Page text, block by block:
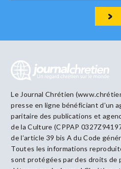
Le Journal Chrétien
presse en ligne bénéficiant d’un
paritaire des publications et
de la Culture (CPPAP
de l’article 39 bis A du Code
Toutes les informations
sont protégées par des droits